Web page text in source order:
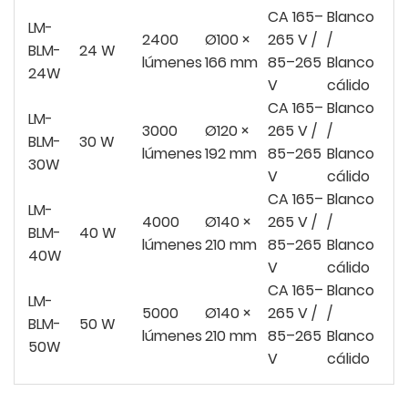
LM-
BLM-
24W
24 W
2400
lúmenes
Ø100 ×
166 mm
CA 165–
265 V /
85–265
V
Blanco
/
Blanco
cálido
LM-
BLM-
30W
30 W
3000
lúmenes
Ø120 ×
192 mm
CA 165–
265 V /
85–265
V
Blanco
/
Blanco
cálido
LM-
BLM-
40W
40 W
4000
lúmenes
Ø140 ×
210 mm
CA 165–
265 V /
85–265
V
Blanco
/
Blanco
cálido
LM-
BLM-
50W
50 W
5000
lúmenes
Ø140 ×
210 mm
CA 165–
265 V /
85–265
V
Blanco
/
Blanco
cálido